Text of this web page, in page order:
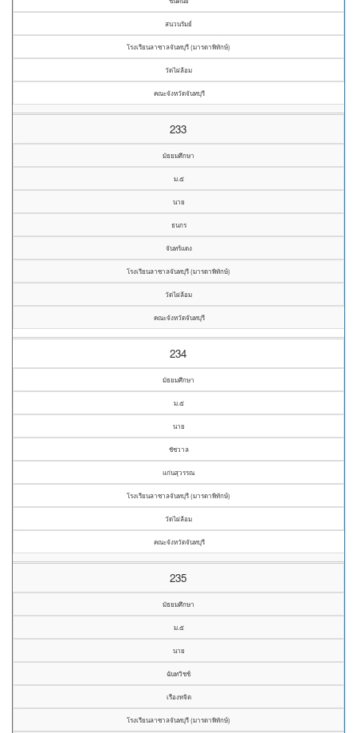
สนวนรัมย์
โรงเรียนลาซาลจันทบุรี (มารดาพิทักษ์)
วัดไผ่ล้อม
คณะจังหวัดจันทบุรี
233
มัธยมศึกษา
ม.๕
นาย
ธนกร
จันทร์แดง
โรงเรียนลาซาลจันทบุรี (มารดาพิทักษ์)
วัดไผ่ล้อม
คณะจังหวัดจันทบุรี
234
มัธยมศึกษา
ม.๕
นาย
ชัชวาล
แก่นสุวรรณ
โรงเรียนลาซาลจันทบุรี (มารดาพิทักษ์)
วัดไผ่ล้อม
คณะจังหวัดจันทบุรี
235
มัธยมศึกษา
ม.๕
นาย
ฉันทวิชช์
เรืองทจิต
โรงเรียนลาซาลจันทบุรี (มารดาพิทักษ์)